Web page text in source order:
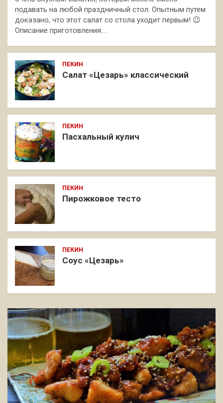
подавать на любой праздничный стол. Опытным путем
доказано, что этот салат со стола уходит первым! 😉
Описание приготовления:…
ПЕКИН
Салат «Цезарь» классический
ПЕКИН
Пасхальный кулич
ПЕКИН
Пирожковое тесто
ПЕКИН
Соус «Цезарь»